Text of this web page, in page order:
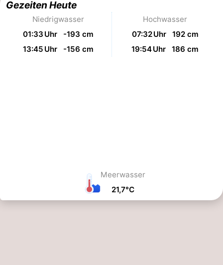
Gezeiten Heute
Niedrigwasser
01:33 Uhr -193 cm
13:45 Uhr -156 cm
Hochwasser
07:32 Uhr 192 cm
19:54 Uhr 186 cm
Meerwasser
21,7°C